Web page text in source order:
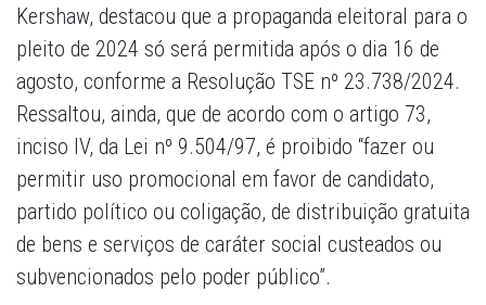
Kershaw, destacou que a propaganda eleitoral para o
pleito de 2024 só será permitida após o dia 16 de
agosto, conforme a Resolução TSE nº 23.738/2024.
Ressaltou, ainda, que de acordo com o artigo 73,
inciso IV, da Lei nº 9.504/97, é proibido “fazer ou
permitir uso promocional em favor de candidato,
partido político ou coligação, de distribuição gratuita
de bens e serviços de caráter social custeados ou
subvencionados pelo poder público”.